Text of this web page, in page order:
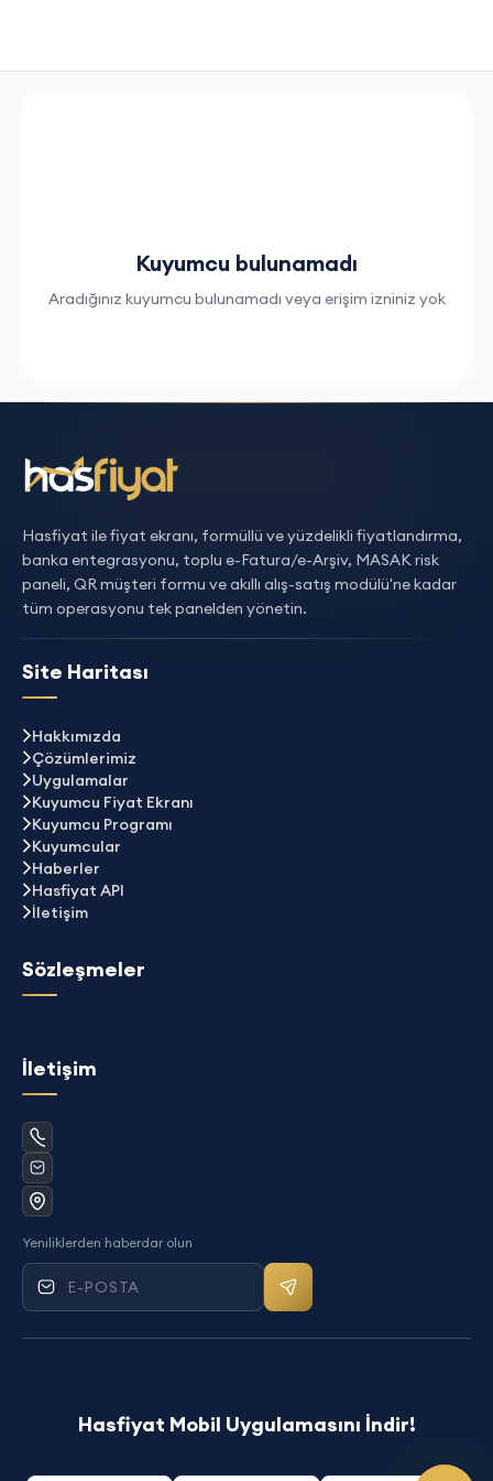
Kuyumcu bulunamadı
Aradığınız kuyumcu bulunamadı veya erişim izniniz yok
Hasfiyat ile fiyat ekranı, formüllü ve yüzdelikli fiyatlandırma,
banka entegrasyonu, toplu e-Fatura/e-Arşiv, MASAK risk
paneli, QR müşteri formu ve akıllı alış-satış modülü'ne kadar
tüm operasyonu tek panelden yönetin.
Site Haritası
Hakkımızda
Çözümlerimiz
Uygulamalar
Kuyumcu Fiyat Ekranı
Kuyumcu Programı
Kuyumcular
Haberler
Hasfiyat API
İletişim
Sözleşmeler
İletişim
Yeniliklerden haberdar olun
Mail bültenine kayıt ol
Hasfiyat Mobil Uygulamasını İndir!